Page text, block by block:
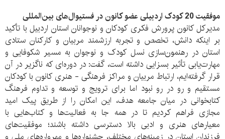
موفقیت 20 کودک اردبیلی عضو کانون در فستیوال‌های بین‌المللی
مدیرکل کانون پرورش فکری کودکان و نوجوانان استان اردبیل با تأکید
بر اینکه دانش، تخصص و تجربه ارزشمند مربیان و کارکنان ستادی
استان در رهنمون‌سازی نسل کودک و نوجوان به مسیر شکوفایی و
مهارت‌یابی تأثیر بسزایی داشته است، گفت: در دوره‌ای که ناگزیر در آن
قرار گرفته‌ایم، ارتباط مربیان و مراکز فرهنگی - هنری کانون با کودکان
مستقیم و رو در رو نبود اما برای ترویج و توسعه و تداوم فرهنگ
کتابخوانی در میان جامعه هدف، این امکان را از طریق پیک امید
مجازی فراهم کردیم تا در همه جا به فعالیت‌ها و کتاب‌هایی با
معیارهای هنری و ادبی بالا دسترسی داشته باشند؛ موفقیت‌های